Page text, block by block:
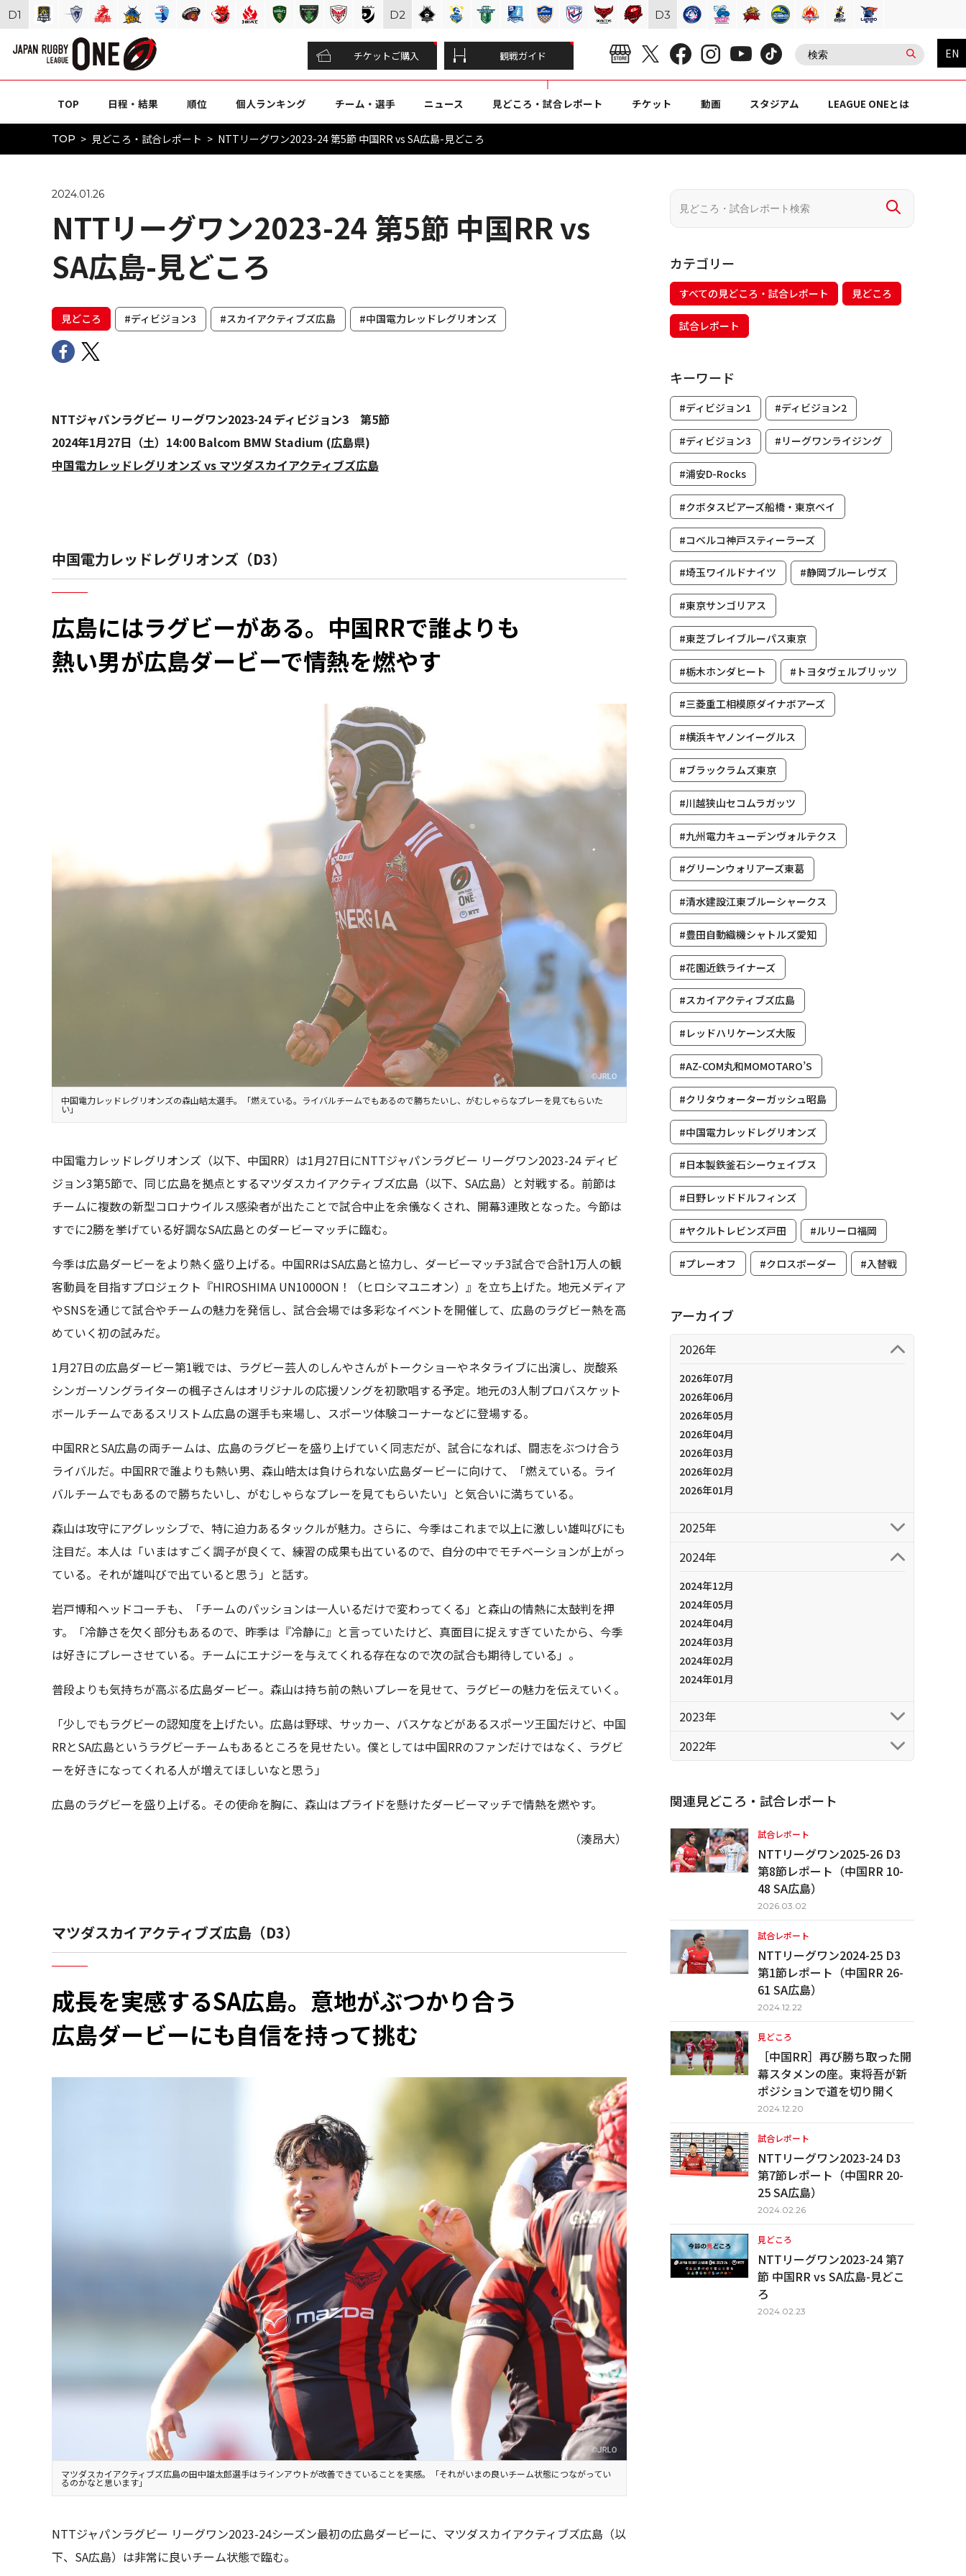
チケットご購入 観戦ガイド EN
TOP 日程・結果 順位 個人ランキング チーム・選手 ニュース 見どころ・試合レポート チケット 動画 スタジアム LEAGUE ONEとは
TOP 見どころ・試合レポート NTTリーグワン2023-24 第5節 中国RR vs SA広島-見どころ
2024.01.26
NTTリーグワン2023-24 第5節 中国RR vs
SA広島-見どころ
見どころ #ディビジョン3 #スカイアクティブズ広島 #中国電力レッドレグリオンズ
NTTジャパンラグビー リーグワン2023-24 ディビジョン3 第5節
2024年1月27日（土）14:00 Balcom BMW Stadium (広島県)
中国電力レッドレグリオンズ vs マツダスカイアクティブズ広島
中国電力レッドレグリオンズ（D3）
広島にはラグビーがある。中国RRで誰よりも
熱い男が広島ダービーで情熱を燃やす
中国電力レッドレグリオンズの森山皓太選手。「燃えている。ライバルチームでもあるので勝ちたいし、がむしゃらなプレーを見てもらいた
い」
中国電力レッドレグリオンズ（以下、中国RR）は1月27日にNTTジャパンラグビー リーグワン2023-24 ディビ
ジョン3第5節で、同じ広島を拠点とするマツダスカイアクティブズ広島（以下、SA広島）と対戦する。前節は
チームに複数の新型コロナウイルス感染者が出たことで試合中止を余儀なくされ、開幕3連敗となった。今節は
すでに2勝を挙げている好調なSA広島とのダービーマッチに臨む。
今季は広島ダービーをより熱く盛り上げる。中国RRはSA広島と協力し、ダービーマッチ3試合で合計1万人の観
客動員を目指すプロジェクト『HIROSHIMA UN1000ON！（ヒロシマユニオン）』を立ち上げた。地元メディア
やSNSを通じて試合やチームの魅力を発信し、試合会場では多彩なイベントを開催して、広島のラグビー熱を高
めていく初の試みだ。
1月27日の広島ダービー第1戦では、ラグビー芸人のしんやさんがトークショーやネタライブに出演し、炭酸系
シンガーソングライターの楓子さんはオリジナルの応援ソングを初歌唱する予定。地元の3人制プロバスケット
ボールチームであるスリストム広島の選手も来場し、スポーツ体験コーナーなどに登場する。
中国RRとSA広島の両チームは、広島のラグビーを盛り上げていく同志だが、試合になれば、闘志をぶつけ合う
ライバルだ。中国RRで誰よりも熱い男、森山皓太は負けられない広島ダービーに向けて、「燃えている。ライ
バルチームでもあるので勝ちたいし、がむしゃらなプレーを見てもらいたい」と気合いに満ちている。
森山は攻守にアグレッシブで、特に迫力あるタックルが魅力。さらに、今季はこれまで以上に激しい雄叫びにも
注目だ。本人は「いまはすごく調子が良くて、練習の成果も出ているので、自分の中でモチベーションが上がっ
ている。それが雄叫びで出ていると思う」と話す。
岩戸博和ヘッドコーチも、「チームのパッションは一人いるだけで変わってくる」と森山の情熱に太鼓判を押
す。「冷静さを欠く部分もあるので、昨季は『冷静に』と言っていたけど、真面目に捉えすぎていたから、今季
は好きにプレーさせている。チームにエナジーを与えてくれる存在なので次の試合も期待している」。
普段よりも気持ちが高ぶる広島ダービー。森山は持ち前の熱いプレーを見せて、ラグビーの魅力を伝えていく。
「少しでもラグビーの認知度を上げたい。広島は野球、サッカー、バスケなどがあるスポーツ王国だけど、中国
RRとSA広島というラグビーチームもあるところを見せたい。僕としては中国RRのファンだけではなく、ラグビ
ーを好きになってくれる人が増えてほしいなと思う」
広島のラグビーを盛り上げる。その使命を胸に、森山はプライドを懸けたダービーマッチで情熱を燃やす。
（湊昂大）
マツダスカイアクティブズ広島（D3）
成長を実感するSA広島。意地がぶつかり合う
広島ダービーにも自信を持って挑む
マツダスカイアクティブズ広島の田中雄太郎選手はラインアウトが改善できていることを実感。「それがいまの良いチーム状態につながってい
るのかなと思います」
NTTジャパンラグビー リーグワン2023-24シーズン最初の広島ダービーに、マツダスカイアクティブズ広島（以
下、SA広島）は非常に良いチーム状態で臨む。
カテゴリー
すべての見どころ・試合レポート 見どころ
試合レポート
キーワード
#ディビジョン1 #ディビジョン2
#ディビジョン3 #リーグワンライジング
#浦安D-Rocks
#クボタスピアーズ船橋・東京ベイ
#コベルコ神戸スティーラーズ
#埼玉ワイルドナイツ #静岡ブルーレヴズ
#東京サンゴリアス
#東芝ブレイブルーパス東京
#栃木ホンダヒート #トヨタヴェルブリッツ
#三菱重工相模原ダイナボアーズ
#横浜キヤノンイーグルス
#ブラックラムズ東京
#川越狭山セコムラガッツ
#九州電力キューデンヴォルテクス
#グリーンウォリアーズ東葛
#清水建設江東ブルーシャークス
#豊田自動織機シャトルズ愛知
#花園近鉄ライナーズ
#スカイアクティブズ広島
#レッドハリケーンズ大阪
#AZ-COM丸和MOMOTARO’S
#クリタウォーターガッシュ昭島
#中国電力レッドレグリオンズ
#日本製鉄釜石シーウェイブス
#日野レッドドルフィンズ
#ヤクルトレビンズ戸田 #ルリーロ福岡
#プレーオフ #クロスボーダー #入替戦
アーカイブ
2026年
2026年07月
2026年06月
2026年05月
2026年04月
2026年03月
2026年02月
2026年01月
2025年
2024年
2024年12月
2024年05月
2024年04月
2024年03月
2024年02月
2024年01月
2023年
2022年
関連見どころ・試合レポート
試合レポート
NTTリーグワン2025-26 D3
第8節レポート（中国RR 10-
48 SA広島）
2026.03.02
試合レポート
NTTリーグワン2024-25 D3
第1節レポート（中国RR 26-
61 SA広島）
2024.12.22
見どころ
［中国RR］再び勝ち取った開
幕スタメンの座。東将吾が新
ポジションで道を切り開く
2024.12.20
試合レポート
NTTリーグワン2023-24 D3
第7節レポート（中国RR 20-
25 SA広島）
2024.02.26
見どころ
NTTリーグワン2023-24 第7
節 中国RR vs SA広島-見どこ
ろ
2024.02.23
D1 D2 D3